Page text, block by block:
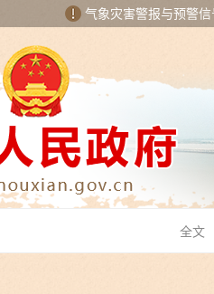
气象灾害警报与预警信